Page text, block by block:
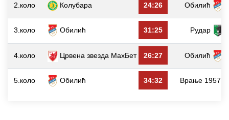
2.коло Колубара 24:26 Обилић
3.коло Обилић 31:25 Рудар
4.коло Црвена звезда МаxБет 26:27 Обилић
5.коло Обилић 34:32 Врање 1957